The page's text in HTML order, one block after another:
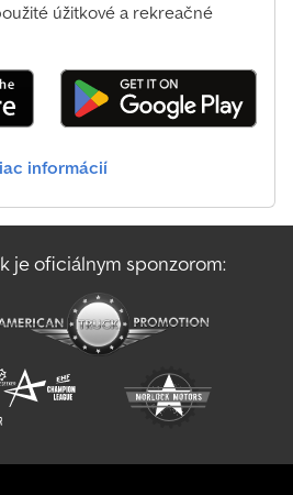
úžitkové a rekreačné
informácií
je oficiálnym sponzorom: